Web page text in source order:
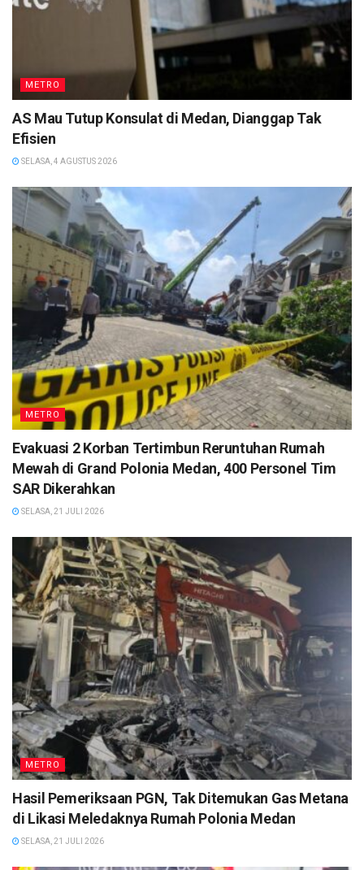
METRO
AS Mau Tutup Konsulat di Medan, Dianggap Tak
Efisien
SELASA, 4 AGUSTUS 2026
METRO
Evakuasi 2 Korban Tertimbun Reruntuhan Rumah
Mewah di Grand Polonia Medan, 400 Personel Tim
SAR Dikerahkan
SELASA, 21 JULI 2026
METRO
Hasil Pemeriksaan PGN, Tak Ditemukan Gas Metana
di Likasi Meledaknya Rumah Polonia Medan
SELASA, 21 JULI 2026